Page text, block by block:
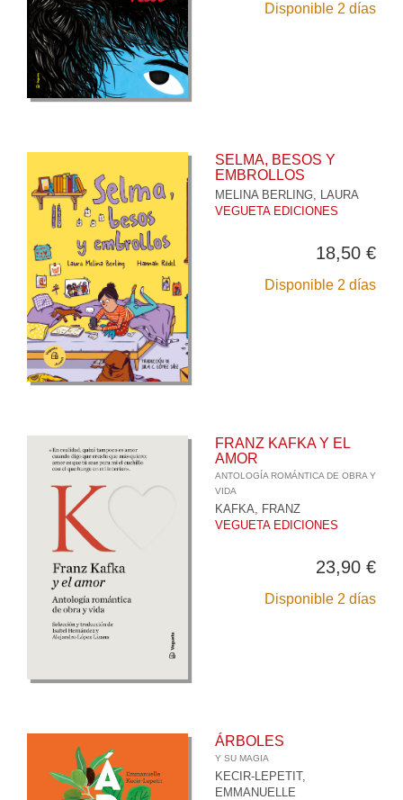
Disponible 2 días
SELMA, BESOS Y
EMBROLLOS
MELINA BERLING, LAURA
VEGUETA EDICIONES
18,50 €
Disponible 2 días
FRANZ KAFKA Y EL
AMOR
ANTOLOGÍA ROMÁNTICA DE OBRA Y
VIDA
KAFKA, FRANZ
VEGUETA EDICIONES
23,90 €
Disponible 2 días
ÁRBOLES
Y SU MAGIA
KECIR-LEPETIT,
EMMANUELLE